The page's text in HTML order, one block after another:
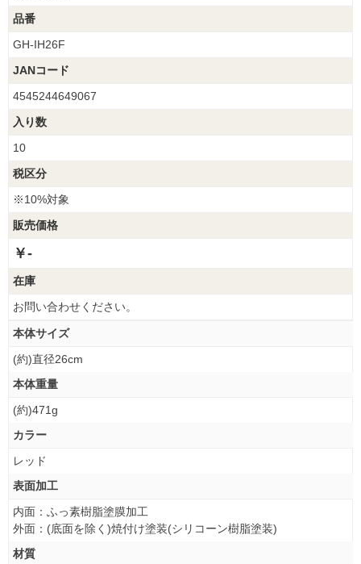
品番
GH-IH26F
JANコード
4545244649067
入り数
10
税区分
※10%対象
販売価格
￥-
在庫
お問い合わせください。
本体サイズ
(約)直径26cm
本体重量
(約)471g
カラー
レッド
表面加工
内面：ふっ素樹脂塗膜加工
外面：(底面を除く)焼付け塗装(シリコーン樹脂塗装)
材質